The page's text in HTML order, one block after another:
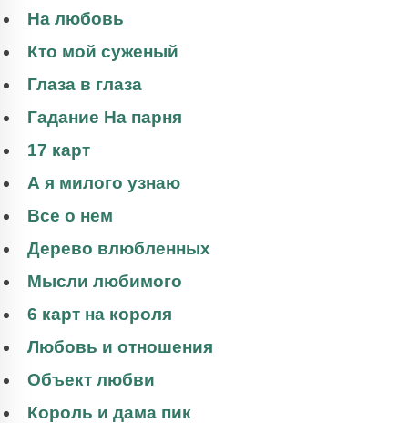
На любовь
Кто мой суженый
Глаза в глаза
Гадание На парня
17 карт
А я милого узнаю
Все о нем
Дерево влюбленных
Мысли любимого
6 карт на короля
Любовь и отношения
Объект любви
Король и дама пик